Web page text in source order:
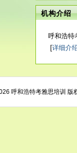
机构介绍
呼和浩特
[详细介
呼和浩特考雅思培训 版